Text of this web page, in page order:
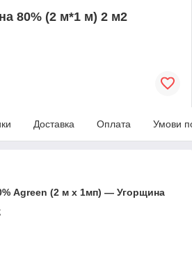
80% (2 м*1 м) 2 м2
Доставка Оплата Умови
Agreen (2 м х 1мп) — Угорщина